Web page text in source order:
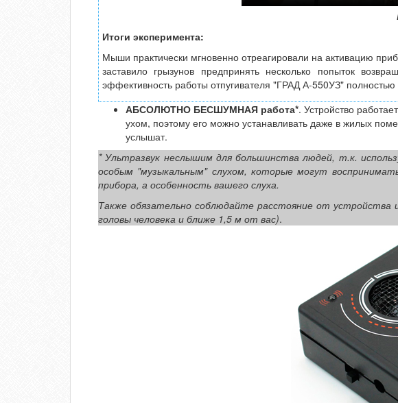
Итоги эксперимента:
Мыши практически мгновенно отреагировали на активацию
заставило грызунов предпринять несколько попыток
эффективность работы отпугивателя "ГРАД А-550УЗ" полностью
АБСОЛЮТНО БЕСШУМНАЯ работа*. Устройство
ухом, поэтому его можно устанавливать даже в жилых
услышат.
* Ультразвук неслышим для большинства людей, т.к.
особым "музыкальным" слухом, которые могут
прибора, а особенность вашего слуха.
Также обязательно соблюдайте расстояние от устройства
головы человека и ближе 1,5 м от вас).